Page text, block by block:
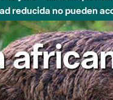
reducida no pueden